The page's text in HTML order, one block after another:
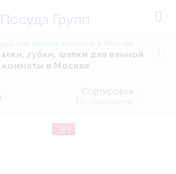
Посуда Групп
губки, шапки для ванной
комнаты в Москве
Сортировка
-18%